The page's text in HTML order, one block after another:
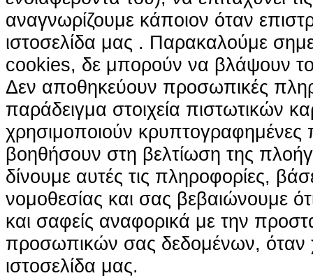
αναγνωρίζουμε κάποιον όταν
ιστοσελίδα μας . Παρακαλούμε
cookies, δε μπορούν να βλάψουν
Δεν αποθηκεύουν προσωπικές
παράδειγμα στοιχεία πιστωτικών
χρησιμοποιούν κρυπτογραφημένες
βοηθήσουν στη βελτίωση της
δίνουμε αυτές τις πληροφορίες,
νομοθεσίας και σας βεβαιώνουμε ότι
και σαφείς αναφορικά με την
προσωπικών σας δεδομένων, όταν
ιστοσελίδα μας.